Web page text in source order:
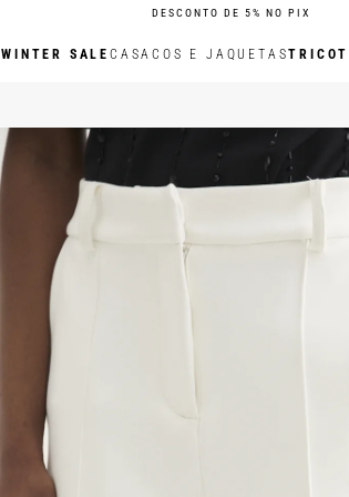
DESCONTO DE 5% NO PIX
WINTER SALE CASACOS E JAQUETASTRICOT